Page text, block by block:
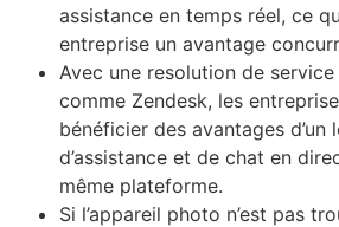
assistance en temps réel, ce
entreprise un avantage
Avec une resolution de
comme Zendesk, les
bénéficier des avantages
d’assistance et de chat en
même plateforme.
Si l’appareil photo n’est pas